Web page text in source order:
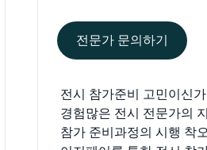
전문가 문의하기
전시 참가준비 고민이신
경험많은 전시 전문가의
참가 준비과정의 시행 착